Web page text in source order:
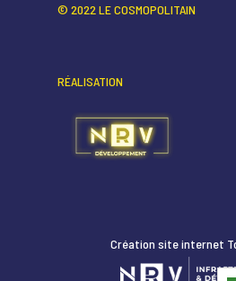
© 2022 LE COSMOPOLITAIN
RÉALISATION
Création site internet